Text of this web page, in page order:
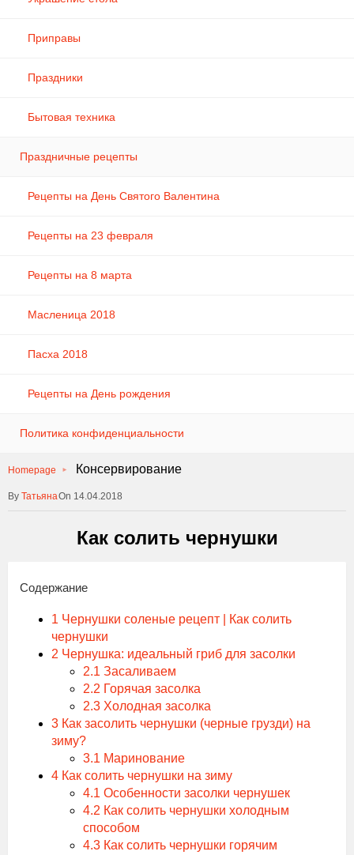
Приправы
Праздники
Бытовая техника
Праздничные рецепты
Рецепты на День Святого Валентина
Рецепты на 23 февраля
Рецепты на 8 марта
Масленица 2018
Пасха 2018
Рецепты на День рождения
Политика конфиденциальности
Homepage Консервирование
ТатьянаOn 14.04.2018
Как солить чернушки
Содержание
1 Чернушки соленые рецепт | Как солить
чернушки
2 Чернушка: идеальный гриб для засолки
2.1 Засаливаем
2.2 Горячая засолка
2.3 Холодная засолка
3 Как засолить чернушки (черные грузди) на
зиму?
3.1 Маринование
4 Как солить чернушки на зиму
4.1 Особенности засолки чернушек
4.2 Как солить чернушки холодным
способом
4.3 Как солить чернушки горячим